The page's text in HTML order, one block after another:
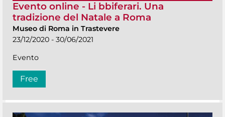
Evento online - Li bbiferari. Una
tradizione del Natale a Roma
Museo di Roma in Trastevere
23/12/2020 - 30/06/2021
Evento
Free